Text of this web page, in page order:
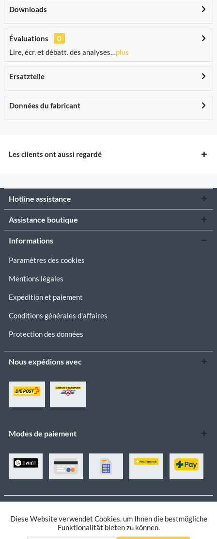
Downloads
Évaluations
0
Lire, écr. et débatt. des analyses…plus
Ersatzteile
Données du fabricant
Les clients ont aussi regardé
Hotline assistance
Assistance boutique
Informations
Paramètres des cookies
Mentions légales
Expédition et paiement
Conditions générales d'affaires
Protection des données
Nous expédions avec
Modes de paiement
Paramètres des cookies Mentions légales Contactez
Funktionale Aktiv
Diese Website verwendet Cookies, um Ihnen die bestmögliche
Funktionalität bieten zu können.